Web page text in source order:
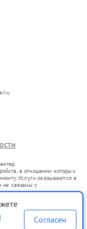
в отношении которых
Услуги оказываются в
не связаны с
оборот в соответствии
услуг или введения
услугах по
Согласен